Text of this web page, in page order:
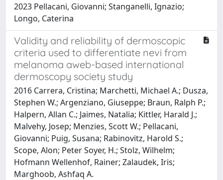
2023 Pellacani, Giovanni; Stanganelli, Ignazio;
Longo, Caterina
Validity and reliability of dermoscopic
criteria used to differentiate nevi from
melanoma aweb-based international
dermoscopy society study
2016 Carrera, Cristina; Marchetti, Michael A.; Dusza,
Stephen W.; Argenziano, Giuseppe; Braun, Ralph P.;
Halpern, Allan C.; Jaimes, Natalia; Kittler, Harald J.;
Malvehy, Josep; Menzies, Scott W.; Pellacani,
Giovanni; Puig, Susana; Rabinovitz, Harold S.;
Scope, Alon; Peter Soyer, H.; Stolz, Wilhelm;
Hofmann Wellenhof, Rainer; Zalaudek, Iris;
Marghoob, Ashfaq A.